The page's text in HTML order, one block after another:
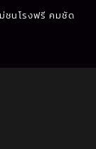
ชนโรงฟรี คมชัด